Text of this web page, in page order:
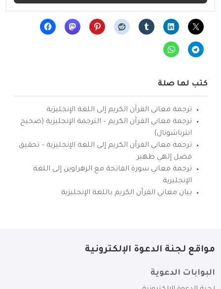
كتب لها صلة
ترجمة معاني القرآن الكريم إلى اللغة الإنجليزية
ترجمة معاني القرآن الكريم – الترجمة الإنجليزية (صحيح
انترناشونال)
ترجمة معاني القرآن الكريم إلى اللغة الإنجليزية – تحقيق
فضل إلهي ظهير
ترجمة معاني سورة الفاتحة مع الزهراوين إلى اللغة
الإنجليزية
بيان معاني القرآن الكريم باللغة الإنجليزية
مواقع لجنة الدعوة الإلكترونية
البوابات الدعوية